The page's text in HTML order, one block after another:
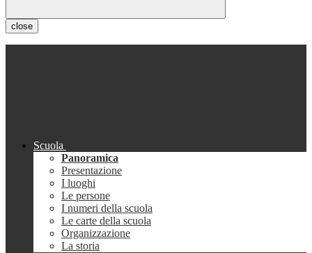
close
Scuola
Panoramica
Presentazione
I luoghi
Le persone
I numeri della scuola
Le carte della scuola
Organizzazione
La storia